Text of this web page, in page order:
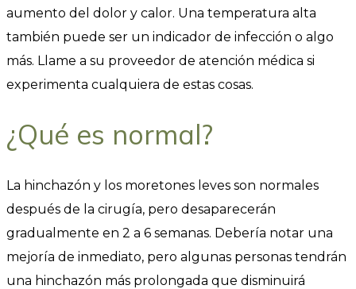
aumento del dolor y calor. Una temperatura alta
también puede ser un indicador de infección o algo
más. Llame a su proveedor de atención médica si
experimenta cualquiera de estas cosas.
¿Qué es normal?
La hinchazón y los moretones leves son normales
después de la cirugía, pero desaparecerán
gradualmente en 2 a 6 semanas. Debería notar una
mejoría de inmediato, pero algunas personas tendrán
una hinchazón más prolongada que disminuirá